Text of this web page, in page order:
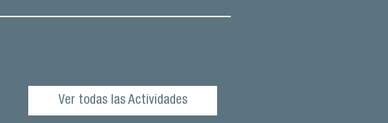
Ver todas las Actividades